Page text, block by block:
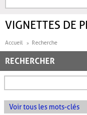
FORMULAIRE DE
VIGNETTES DE
Accueil Recherche
RECHERCHER
Voir tous les mots-clés